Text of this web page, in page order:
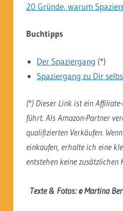
20 Gründe, warum
Buchtipps
Der Spaziergang (*)
Spaziergang zu Dir
(*) Dieser Link ist ein
führt. Als Amazon-Partner
qualifizierten Verkäufen.
einkaufen, erhalte ich eine
entstehen keine zusätzlichen
Texte & Fotos: © Martina